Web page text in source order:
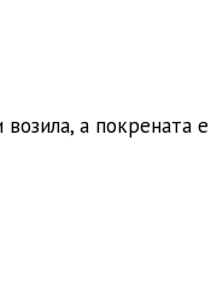
а покрената